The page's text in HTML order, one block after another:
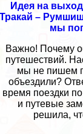
Идея на
Тракай –
мы
Важно! Почему
путешествий.
мы не пишем
объездили?
время поездки
и путевые
решила,